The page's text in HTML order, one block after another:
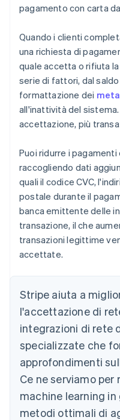
pagamento con carta
Quando i clienti
una richiesta di
quale accetta o rifiuta
serie di fattori, dal
formattazione dei
all'inattività del
accettazione, più
Puoi ridurre i
raccogliendo dati
quali il codice CVC,
postale durante il
banca emittente delle
transazione, il che
transazioni legittime
accettate.
Stripe aiuta a
l'accettazione di
integrazioni di rete
specializzate che
approfondimenti
Ce ne serviamo
machine learning
metodi ottimali di